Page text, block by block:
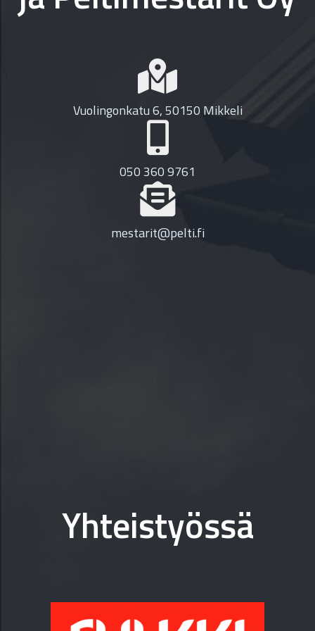
Vuolingonkatu 6, 50150 Mikkeli
050 360 9761
mestarit@pelti.fi
Yhteistyössä